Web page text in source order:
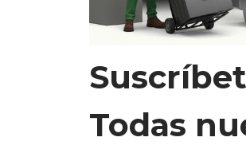
Todas